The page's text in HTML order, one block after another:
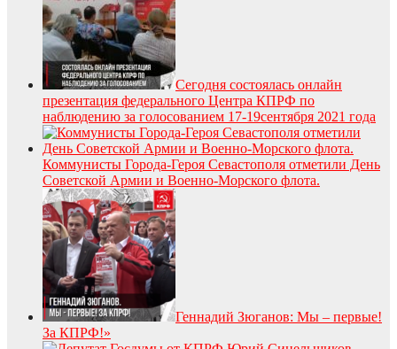
Сегодня состоялась онлайн
презентация федерального Центра КПРФ по
наблюдению за голосованием 17-19сентября 2021 года
Коммунисты Города-Героя Севастополя отметили День
Советской Армии и Военно-Морского флота.
Геннадий Зюганов: Мы – первые!
За КПРФ!»